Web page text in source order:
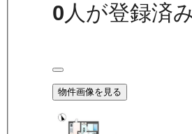
0人が登録済
物件画像を見る